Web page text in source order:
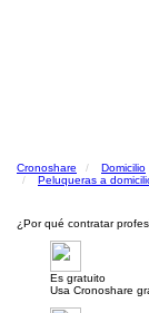
Cronoshare Domicilio
Peluqueras a
¿Por qué contratar
Es gratuito
Usa Cronoshare